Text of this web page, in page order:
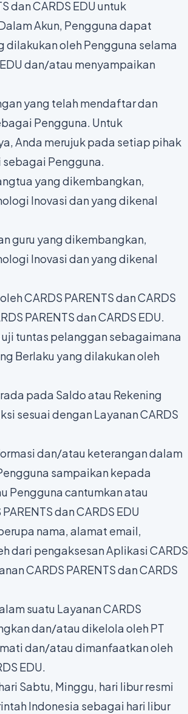
dan CARDS EDU untuk
Akun, Pengguna dapat
oleh Pengguna selama
EDU dan/atau menyampaikan
yang telah mendaftar dan
Pengguna. Untuk
Anda merujuk pada setiap pihak
Pengguna.
yang dikembangkan,
Inovasi dan yang dikenal
guru yang dikembangkan,
Inovasi dan yang dikenal
CARDS PARENTS dan CARDS
PARENTS dan CARDS EDU.
tuntas pelanggan sebagaimana
Berlaku yang dilakukan oleh
pada Saldo atau Rekening
sesuai dengan Layanan CARDS
dan/atau keterangan dalam
sampaikan kepada
Pengguna cantumkan atau
dan CARDS EDU
nama, alamat email,
dari pengaksesan Aplikasi CARDS
CARDS PARENTS dan CARDS
suatu Layanan CARDS
dan/atau dikelola oleh PT
dan/atau dimanfaatkan oleh
EDU.
Sabtu, Minggu, hari libur resmi
Indonesia sebagai hari libur